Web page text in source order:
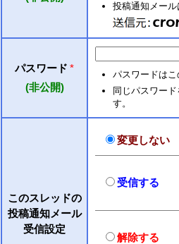
投稿通知メー
パスワード *
(非公開)
パスワードは
同じパスワー
す。
このスレッドの
投稿通知メール
受信設定
変更しない
受信する
解除する